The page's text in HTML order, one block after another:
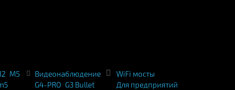
M5
Видеонаблюдение
G4-PRO G3 Bullet
WiFi мосты
Для предприятий